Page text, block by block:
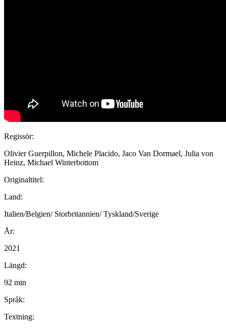
Regissör:
Olivier Guerpillon, Michele Placido, Jaco Van Dormael, Julia von
Heinz, Michael Winterbottom
Originaltitel:
Land:
Italien/Belgien/ Storbritannien/ Tyskland/Sverige
År:
2021
Längd:
92 min
Språk:
Textning: